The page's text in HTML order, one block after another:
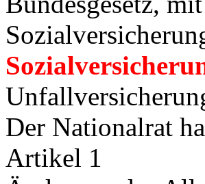
Der Nationalrat
Artikel 1